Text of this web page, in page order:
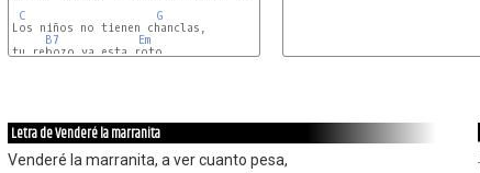
C
G
Los niños no tienen chanclas,
B7
Em
Letra de Venderé la marranita
Venderé la marranita, a ver cuanto pesa,